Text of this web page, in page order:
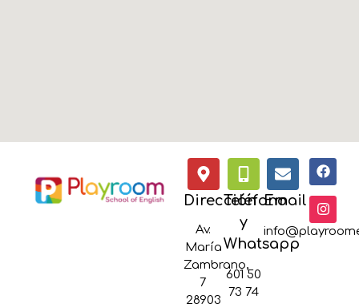
Dirección
Av.
María
Zambrano,
7
28903
Teléfono
y
Whatsapp
601 50
73 74
Email